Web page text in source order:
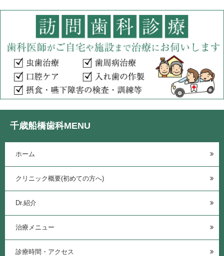
千歳船橋歯科MENU
ホーム
クリニック概要(初めての方へ)
Dr.紹介
治療メニュー
診療時間・アクセス